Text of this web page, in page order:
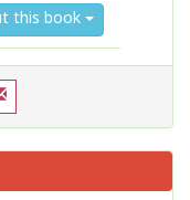
this book